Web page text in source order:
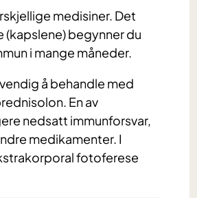
medisiner. Det
begynner du
i mange måneder.
å behandle med
En av
nedsatt immunforsvar,
medikamenter. I
fotoferese